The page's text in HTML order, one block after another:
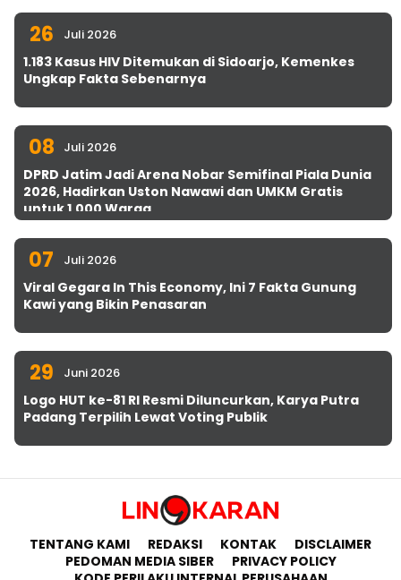
26 Juli 2026
1.183 Kasus HIV Ditemukan di Sidoarjo, Kemenkes
Ungkap Fakta Sebenarnya
08 Juli 2026
DPRD Jatim Jadi Arena Nobar Semifinal Piala Dunia
2026, Hadirkan Uston Nawawi dan UMKM Gratis
untuk 1.000 Warga
07 Juli 2026
Viral Gegara In This Economy, Ini 7 Fakta Gunung
Kawi yang Bikin Penasaran
29 Juni 2026
Logo HUT ke-81 RI Resmi Diluncurkan, Karya Putra
Padang Terpilih Lewat Voting Publik
TENTANG KAMI REDAKSI KONTAK
DISCLAIMER
PEDOMAN MEDIA SIBER
PRIVACY POLICY